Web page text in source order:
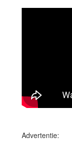
Advertentie: